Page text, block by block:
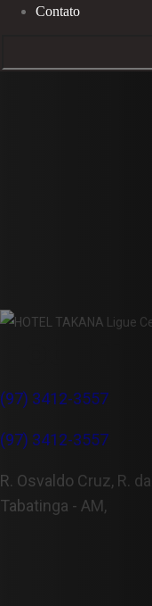
Contato
(97) 3412-3557
(97) 3412-3557
R. Osvaldo Cruz, R.
Tabatinga - AM,